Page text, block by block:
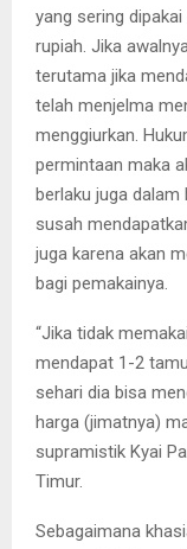
yang sering
rupiah. Jika
terutama jika
telah menjelma
menggiurkan.
permintaan maka
berlaku juga dalam
susah
juga karena akan
bagi pemakainya.
“Jika tidak
mendapat 1-2
sehari dia bisa
harga (jimatnya)
supramistik Kyai
Timur.
Sebagaimana